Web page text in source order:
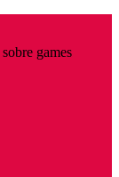
games